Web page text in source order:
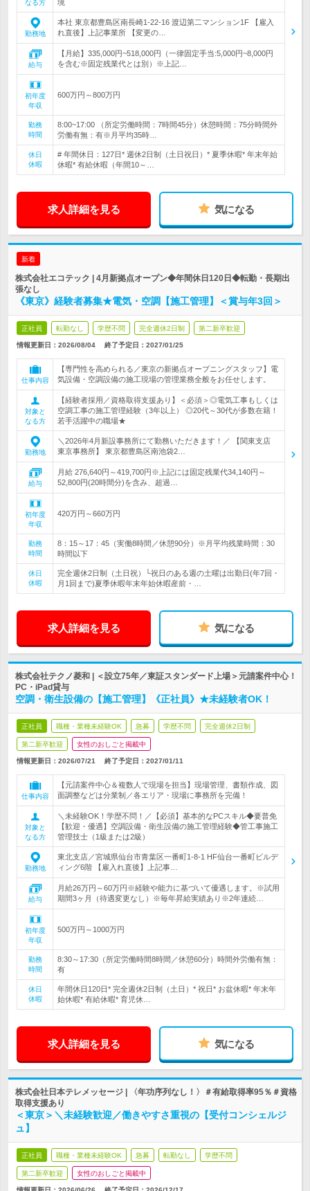
なる方 境
勤務地
本社 東京都豊島区南長崎1-22-16 渡辺第二マンション1F 【雇入
れ直後】上記事業所 【変更の…
給与
【月給】335,000円~518,000円（一律固定手当:5,000円~8,000円
を含む※固定残業代とは別）※上記…
初年度
年収
600万円～800万円
勤務
時間
8:00~17:00 （所定労働時間：7時間45分）休憩時間：75分時間外
労働有無：有※月平均35時…
休日
休暇
# 年間休日：127日* 週休2日制（土日祝日）* 夏季休暇* 年末年始
休暇* 有給休暇（年間10～…
求人詳細を見る 気になる
新着
株式会社エコテック | 4月新拠点オープン◆年間休日120日◆転勤・長期出
張なし
《東京》経験者募集★電気・空調【施工管理】＜賞与年3回＞
正社員 転勤なし 学歴不問 完全週休2日制 第二新卒歓迎
情報更新日：2026/08/04 終了予定日： 2027/01/25
仕事内容
【専門性を高められる／東京の新拠点オープニングスタッフ】電
気設備・空調設備の施工現場の管理業務全般をお任せします。
対象と
なる方
【経験者採用／資格取得支援あり】＜必須＞◎電気工事もしくは
空調工事の施工管理経験（3年以上） ◎20代～30代が多数在籍！
若手活躍中の職場★
勤務地
＼2026年4月新設事務所にて勤務いただきます！／ 【関東支店
東京事務所】 東京都豊島区南池袋2…
給与
月給 276,640円～419,700円※上記には固定残業代34,140円～
52,800円(20時間分)を含み、超過…
初年度
年収
420万円～660万円
勤務
時間
8：15～17：45（実働8時間／休憩90分）※月平均残業時間：30
時間以下
休日
休暇
完全週休2日制（土日祝）└祝日のある週の土曜は出勤日(年7回・
月1回まで)夏季休暇年末年始休暇産前・…
求人詳細を見る 気になる
株式会社テクノ菱和 | ＜設立75年／東証スタンダード上場＞元請案件中心！
PC・iPad貸与
空調・衛生設備の【施工管理】《正社員》★未経験者OK！
正社員 職種・業種未経験OK 急募 学歴不問 完全週休2日制
第二新卒歓迎 女性のおしごと掲載中
情報更新日：2026/07/21 終了予定日： 2027/01/11
仕事内容
【元請案件中心＆複数人で現場を担当】現場管理、書類作成、図
面調整などは分業制／各エリア・現場に事務所を完備！
対象と
なる方
＼未経験OK！学歴不問！／【必須】基本的なPCスキル◆要普免
【歓迎・優遇】空調設備・衛生設備の施工管理経験◆管工事施工
管理技士（1級または2級）
勤務地
東北支店／宮城県仙台市青葉区一番町1-8-1 HF仙台一番町ビルデ
ィング6階 【雇入れ直後】上記事…
給与
月給26万円～60万円※経験や能力に基づいて優遇します。※試用
期間3ヶ月（待遇変更なし）※毎年昇給実績あり※2年連続…
初年度
年収
500万円～1000万円
勤務
時間
8:30～17:30（所定労働時間8時間／休憩60分）時間外労働有無：
有
休日
休暇
年間休日120日* 完全週休2日制（土日）* 祝日* お盆休暇* 年末年
始休暇* 有給休暇* 育児休…
求人詳細を見る 気になる
株式会社日本テレメッセージ | 〈年功序列なし！〉＃有給取得率95％＃資格
取得支援あり
＜東京＞＼未経験歓迎／働きやすさ重視の【受付コンシェルジ
ュ】
正社員 職種・業種未経験OK 急募 転勤なし 学歴不問
第二新卒歓迎 女性のおしごと掲載中